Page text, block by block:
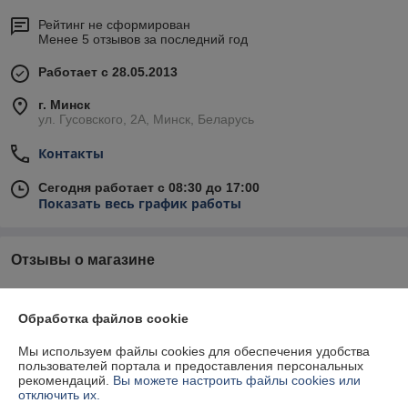
Рейтинг не сформирован
Менее 5 отзывов за последний год
Работает с 28.05.2013
г. Минск
ул. Гусовского, 2А, Минск, Беларусь
Контакты
Сегодня работает с 08:30 до 17:00
Показать весь график работы
Отзывы о магазине
О нас
Контакты
Обработка файлов cookie
Мы используем файлы cookies для обеспечения удобства
пользователей портала и предоставления персональных
рекомендаций. Вы можете настроить файлы cookies или
отключить их.